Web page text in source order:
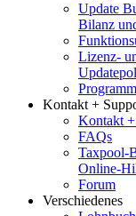
Update
Bilanz
Lizenz-
Kontakt +
Kontakt
FAQs
Taxpool-
Online-
Forum
Verschiedenes